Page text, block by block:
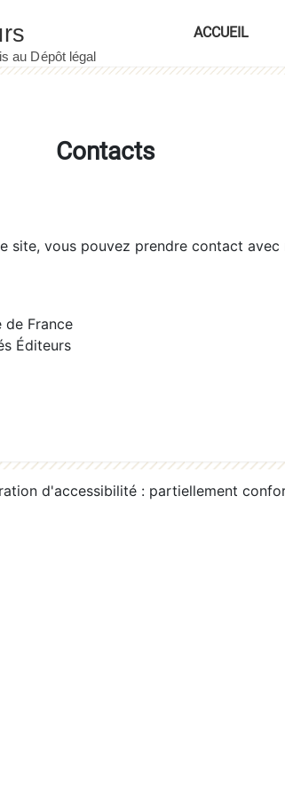
ACCUEIL
Contacts
site, vous pouvez prendre contact avec
de France
Éditeurs
d'accessibilité : partiellement